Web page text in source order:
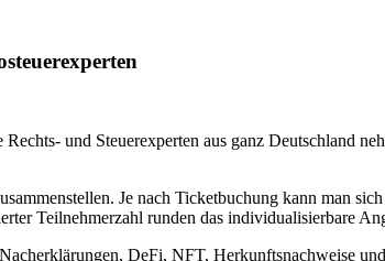
und Steuerexperten aus ganz Deutschland
Je nach Ticketbuchung kann man
Teilnehmerzahl runden das individualisierbare
DeFi, NFT, Herkunftsnachweise